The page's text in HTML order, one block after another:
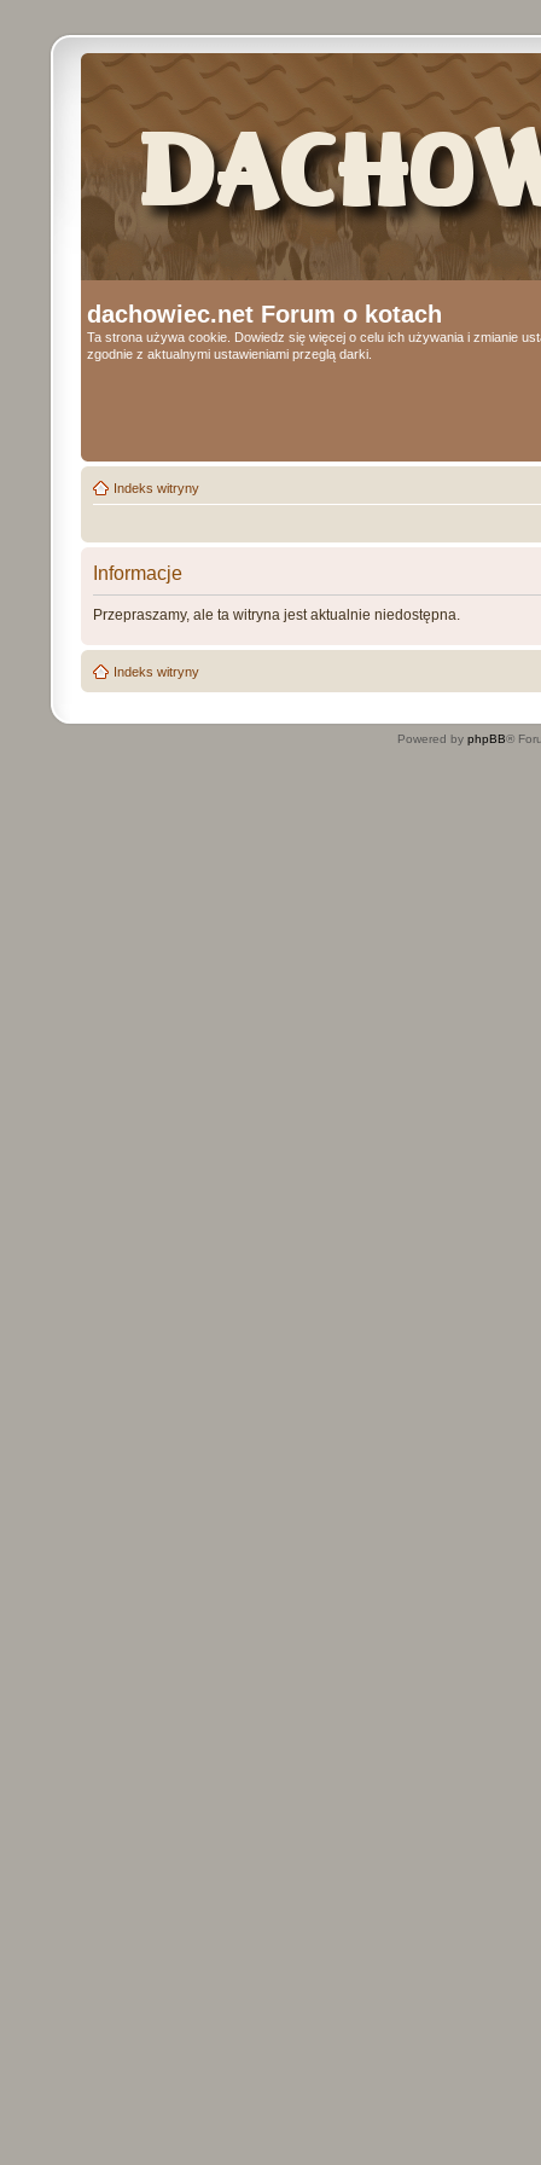
dachowiec.net Forum o kotach
Ta strona używa cookie. Dowiedz się więcej o celu ich używania i zmianie
zgodnie z aktualnymi ustawieniami przeglą darki.
Indeks witryny
Informacje
Przepraszamy, ale ta witryna jest aktualnie niedostępna.
Indeks witryny
Powered by phpBB®